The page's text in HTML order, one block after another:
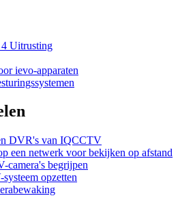
Uitrusting
ievo-apparaten
DVR's van IQCCTV
een netwerk voor bekijken op afstand
camera's begrijpen
opzetten